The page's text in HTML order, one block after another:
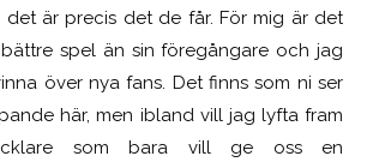
är precis det de får. För mig är det
spel än sin föregångare och jag
över nya fans. Det finns som ni ser
här, men ibland vill jag lyfta fram
som bara vill ge oss en